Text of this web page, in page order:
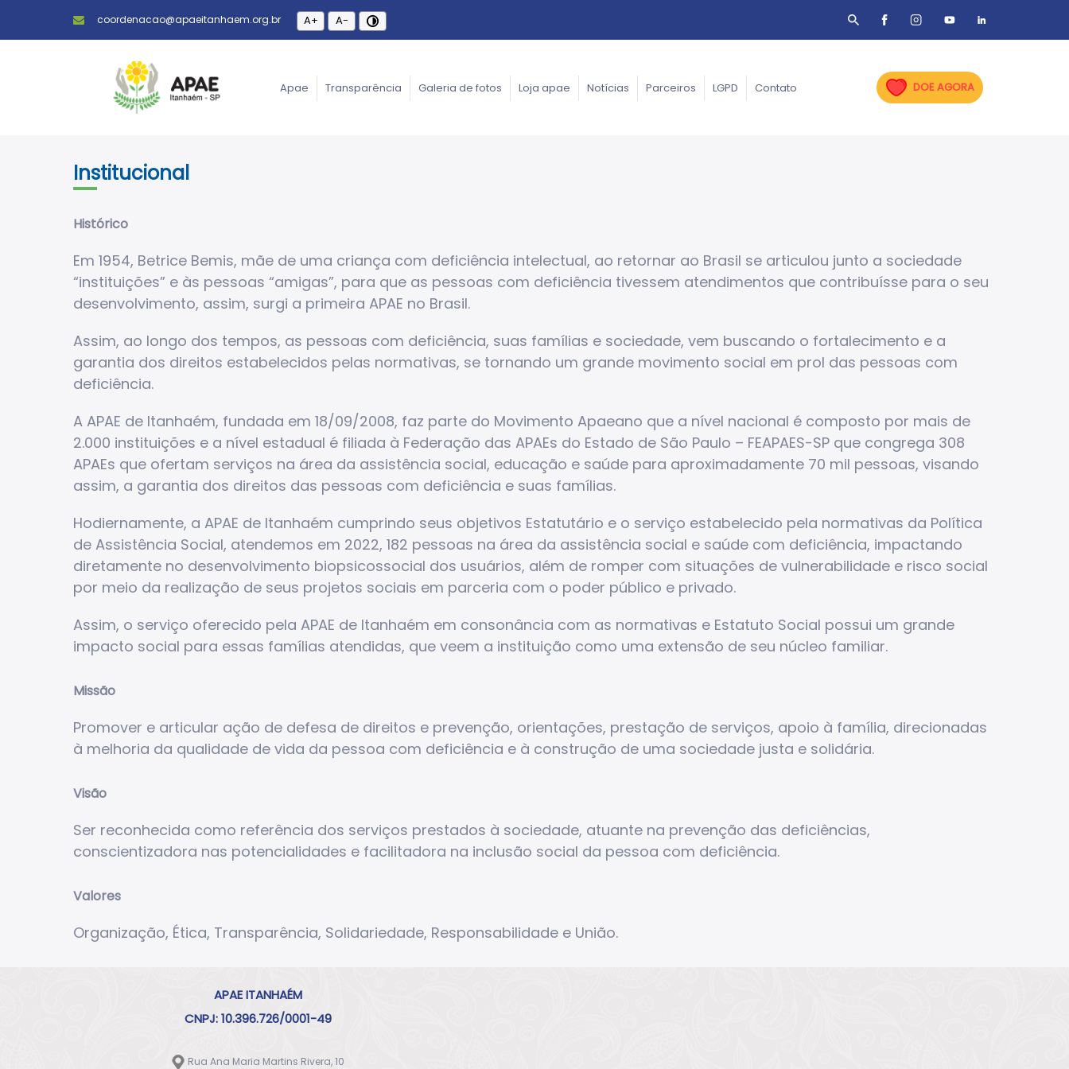
coordenacao@apaeitanhaem.org.br A+ A-
Apae Transparência Galeria de fotos Loja apae Notícias Parceiros LGPD Contato DOE AGORA
Institucional
Histórico
Em 1954, Betrice Bemis, mãe de uma criança com deficiência intelectual, ao retornar ao Brasil se articulou junto a sociedade
“instituições” e às pessoas “amigas”, para que as pessoas com deficiência tivessem atendimentos que contribuísse para o seu
desenvolvimento, assim, surgi a primeira APAE no Brasil.
Assim, ao longo dos tempos, as pessoas com deficiência, suas famílias e sociedade, vem buscando o fortalecimento e a
garantia dos direitos estabelecidos pelas normativas, se tornando um grande movimento social em prol das pessoas com
deficiência.
A APAE de Itanhaém, fundada em 18/09/2008, faz parte do Movimento Apaeano que a nível nacional é composto por mais de
2.000 instituições e a nível estadual é filiada à Federação das APAEs do Estado de São Paulo – FEAPAES-SP que congrega 308
APAEs que ofertam serviços na área da assistência social, educação e saúde para aproximadamente 70 mil pessoas, visando
assim, a garantia dos direitos das pessoas com deficiência e suas famílias.
Hodiernamente, a APAE de Itanhaém cumprindo seus objetivos Estatutário e o serviço estabelecido pela normativas da Política
de Assistência Social, atendemos em 2022, 182 pessoas na área da assistência social e saúde com deficiência, impactando
diretamente no desenvolvimento biopsicossocial dos usuários, além de romper com situações de vulnerabilidade e risco social
por meio da realização de seus projetos sociais em parceria com o poder público e privado.
Assim, o serviço oferecido pela APAE de Itanhaém em consonância com as normativas e Estatuto Social possui um grande
impacto social para essas famílias atendidas, que veem a instituição como uma extensão de seu núcleo familiar.
Missão
Promover e articular ação de defesa de direitos e prevenção, orientações, prestação de serviços, apoio à família, direcionadas
à melhoria da qualidade de vida da pessoa com deficiência e à construção de uma sociedade justa e solidária.
Visão
Ser reconhecida como referência dos serviços prestados à sociedade, atuante na prevenção das deficiências,
conscientizadora nas potencialidades e facilitadora na inclusão social da pessoa com deficiência.
Valores
Organização, Ética, Transparência, Solidariedade, Responsabilidade e União.
APAE ITANHAÉM
CNPJ: 10.396.726/0001-49
Rua Ana Maria Martins Rivera, 10